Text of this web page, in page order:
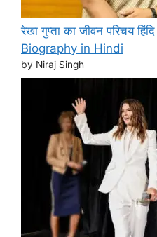
रेखा गुप्ता का जीवन परिचय
Biography in Hindi
by Niraj Singh